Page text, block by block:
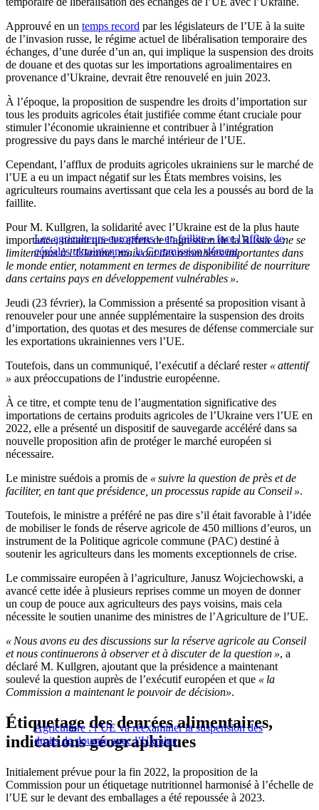
Approuvé en un temps record par les législateurs de l’UE à la suite
de l’invasion russe, le régime actuel de libéralisation temporaire des
échanges, d’une durée d’un an, qui implique la suspension des droits
de douane et des quotas sur les importations agroalimentaires en
provenance d’Ukraine, devrait être renouvelé en juin 2023.
À l’époque, la proposition de suspendre les droits d’importation sur
tous les produits agricoles était justifiée comme étant cruciale pour
stimuler l’économie ukrainienne et contribuer à l’intégration
progressive du pays dans le marché intérieur de l’UE.
Cependant, l’afflux de produits agricoles ukrainiens sur le marché de
l’UE a eu un impact négatif sur les États membres voisins, les
agriculteurs roumains avertissant que cela les a poussés au bord de la
faillite.
Les agriculteurs européens « en faillite » face l’afflux de
céréales ukrainiennes, la Commission dément
Pour M. Kullgren, la solidarité avec l’Ukraine est de la plus haute
importance, notant que les effets de l’agression de la Russie« ne se
limitent pas à l’Ukraine, mais ont des retombées importantes dans
le monde entier, notamment en termes de disponibilité de nourriture
dans certains pays en développement vulnérables ».
Jeudi (23 février), la Commission a présenté sa proposition visant à
renouveler pour une année supplémentaire la suspension des droits
d’importation, des quotas et des mesures de défense commerciale sur
les exportations ukrainiennes vers l’UE.
Toutefois, dans un communiqué, l’exécutif a déclaré rester « attentif
» aux préoccupations de l’industrie européenne.
À ce titre, et compte tenu de l’augmentation significative des
importations de certains produits agricoles de l’Ukraine vers l’UE en
2022, elle a présenté un dispositif de sauvegarde accéléré dans sa
nouvelle proposition afin de protéger le marché européen si
nécessaire.
Le ministre suédois a promis de « suivre la question de près et de
faciliter, en tant que présidence, un processus rapide au Conseil ».
Toutefois, le ministre a préféré ne pas dire s’il était favorable à l’idée
de mobiliser le fonds de réserve agricole de 450 millions d’euros, un
instrument de la Politique agricole commune (PAC) destiné à
soutenir les agriculteurs dans les moments exceptionnels de crise.
Le commissaire européen à l’agriculture, Janusz Wojciechowski, a
avancé cette idée à plusieurs reprises comme un moyen de donner
un coup de pouce aux agriculteurs des pays voisins, mais cela
nécessite le soutien unanime des ministres de l’Agriculture de l’UE.
« Nous avons eu des discussions sur la réserve agricole au Conseil
et nous continuerons à observer et à discuter de la question », a
déclaré M. Kullgren, ajoutant que la présidence a maintenant
soulevé la question auprès de l’exécutif européen et que « la
Commission a maintenant le pouvoir de décision».
Agriculture : l’UE va réexaminer la suspension des
droits de douane avec l’Ukraine
Étiquetage des denrées alimentaires,
indications géographiques
Initialement prévue pour la fin 2022, la proposition de la
Commission pour un étiquetage nutritionnel harmonisé à l’échelle de
l’UE sur le devant des emballages a été repoussée à 2023.